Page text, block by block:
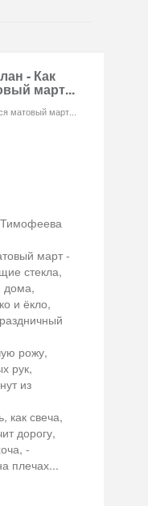
- Как
март...
матовый март...
март -
стекла,
дома,
и ёкло,
рожу,
рук,
из
как свеча,
дорогу,
-
плечах...